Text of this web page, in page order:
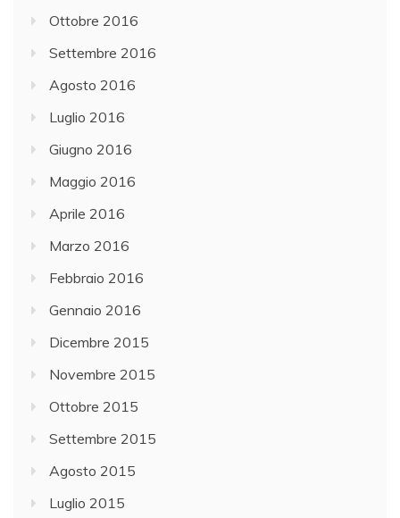
Ottobre 2016
Settembre 2016
Agosto 2016
Luglio 2016
Giugno 2016
Maggio 2016
Aprile 2016
Marzo 2016
Febbraio 2016
Gennaio 2016
Dicembre 2015
Novembre 2015
Ottobre 2015
Settembre 2015
Agosto 2015
Luglio 2015